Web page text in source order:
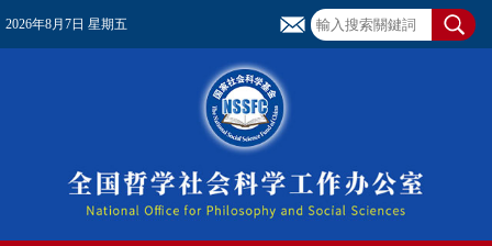
2026年8月7日 星期五